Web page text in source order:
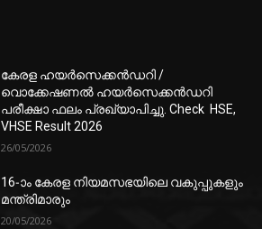
കേരള ഹയർസെക്കൻഡറി /
വൊക്കേഷണൽ ഹയർസെക്കൻഡറി
പരീക്ഷാ ഫലം പ്രഖ്യാപിച്ചു. Check HSE,
VHSE Result 2026
26/05/2026
16-ാം കേരള നിയമസഭയിലെ വകുപ്പുകളും
മന്ത്രിമാരും
20/05/2026